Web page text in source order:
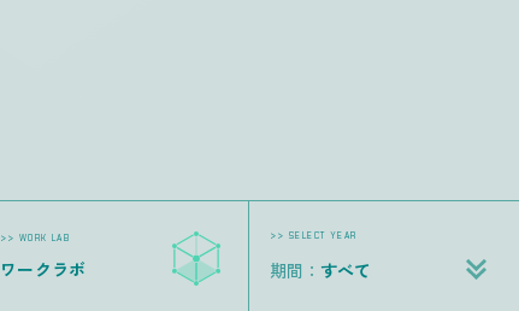
>> WORK LAB
ワークラボ
>> SELECT YEAR
期間： すべて